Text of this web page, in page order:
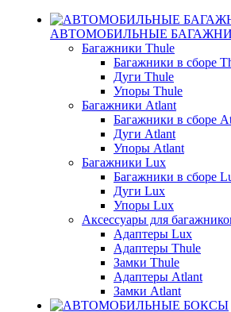
АВТОМОБИЛЬНЫЕ
Багажники Thule
Багажники в сборе
Дуги Thule
Упоры Thule
Багажники Atlant
Багажники в сборе
Дуги Atlant
Упоры Atlant
Багажники Lux
Багажники в сборе
Дуги Lux
Упоры Lux
Аксессуары для
Адаптеры Lux
Адаптеры Thule
Замки Thule
Адаптеры Atlant
Замки Atlant